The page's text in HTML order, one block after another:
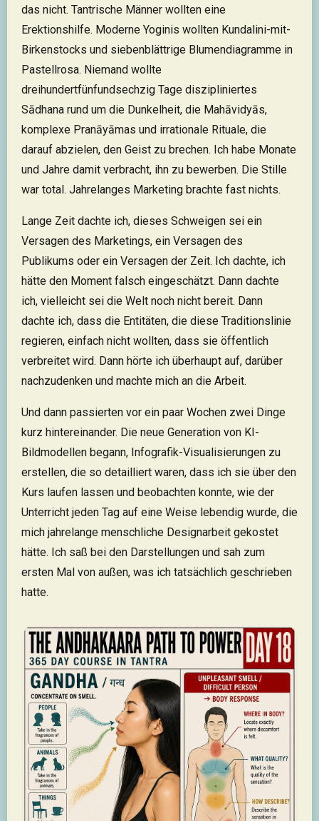
das nicht. Tantrische Männer wollten eine
Erektionshilfe. Moderne Yoginis wollten Kundalini-mit-
Birkenstocks und siebenblättrige Blumendiagramme in
Pastellrosa. Niemand wollte
dreihundertfünfundsechzig Tage diszipliniertes
Sādhana rund um die Dunkelheit, die Mahāvidyās,
komplexe Pranāyāmas und irrationale Rituale, die
darauf abzielen, den Geist zu brechen. Ich habe Monate
und Jahre damit verbracht, ihn zu bewerben. Die Stille
war total. Jahrelanges Marketing brachte fast nichts.
Lange Zeit dachte ich, dieses Schweigen sei ein
Versagen des Marketings, ein Versagen des
Publikums oder ein Versagen der Zeit. Ich dachte, ich
hätte den Moment falsch eingeschätzt. Dann dachte
ich, vielleicht sei die Welt noch nicht bereit. Dann
dachte ich, dass die Entitäten, die diese Traditionslinie
regieren, einfach nicht wollten, dass sie öffentlich
verbreitet wird. Dann hörte ich überhaupt auf, darüber
nachzudenken und machte mich an die Arbeit.
Und dann passierten vor ein paar Wochen zwei Dinge
kurz hintereinander. Die neue Generation von KI-
Bildmodellen begann, Infografik-Visualisierungen zu
erstellen, die so detailliert waren, dass ich sie über den
Kurs laufen lassen und beobachten konnte, wie der
Unterricht jeden Tag auf eine Weise lebendig wurde, die
mich jahrelange menschliche Designarbeit gekostet
hätte. Ich saß bei den Darstellungen und sah zum
ersten Mal von außen, was ich tatsächlich geschrieben
hatte.